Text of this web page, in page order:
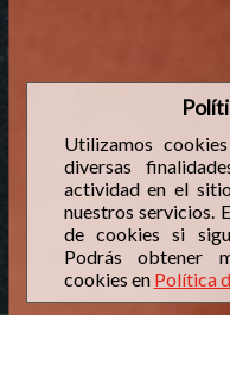
Utilizamos
diversas
actividad en el
nuestros servicios.
de cookies si
Podrás obtener
cookies en Política